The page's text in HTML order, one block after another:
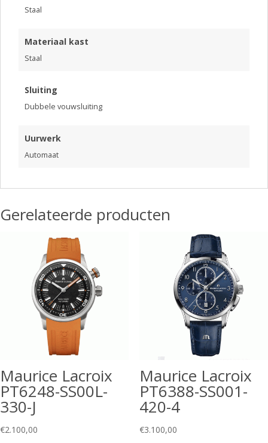
Staal
Materiaal kast
Staal
Sluiting
Dubbele vouwsluiting
Uurwerk
Automaat
Gerelateerde producten
Maurice Lacroix
PT6248-SS00L-
330-J
€2.100,00
Maurice Lacroix
PT6388-SS001-
420-4
€3.100,00